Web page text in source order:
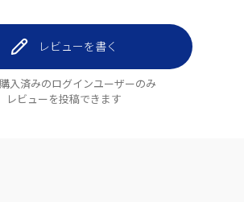
レビューを書く
入済みのログインユーザーのみ
レビューを投稿できます